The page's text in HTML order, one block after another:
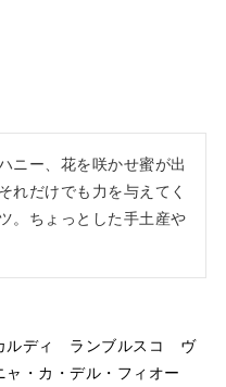
ニー、花を咲かせ蜜が出
れだけでも力を与えてく
。ちょっとした手土産や
ルディ ランブルスコ ヴ
ャ・カ・デル・フィオー